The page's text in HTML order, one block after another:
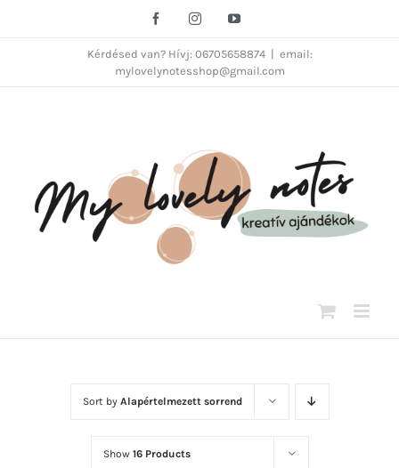
FacebookInstagramYouTube
Kérdésed van? Hívj: 06705658874
email:
mylovelynotesshop@gmail.com
Sort by Alapértelmezett sorrend
Show 16 Products